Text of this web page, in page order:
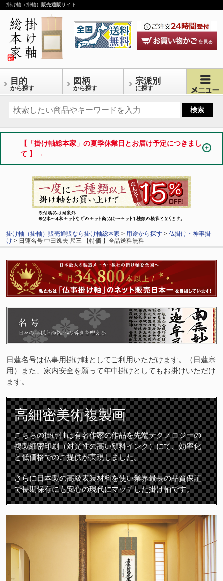
掛け軸（掛軸）販売通販サイト
目的
から探す
図柄
から探す
宗派別
に探す
【「掛け軸総本家」の夏季休業日とお届け予定につきまし
て 】→
掛け軸（掛軸）販売通販なら掛け軸総本家 > 用途から探す >仏掛け・神事掛
け > 日蓮名号 中田逸夫 尺三 【特価 】全品送料無料
日蓮名号は仏事用掛け軸としてご利用いただけます。（日蓮宗
用）また、家内安全を願って年中掛けとしてもお掛けいただけ
ます。
高細密美術複製画
こちらの掛け軸は有名作家の作品を先端テクノロジーの
複製細密印刷（対光性の高い顔料インク）にて、効率化
と低価格でのご提供が実現しました。
さらに日本製の高級表装材料を使い業界最長の品質保証
で長期保存にも安心の現代にマッチした掛け軸です。